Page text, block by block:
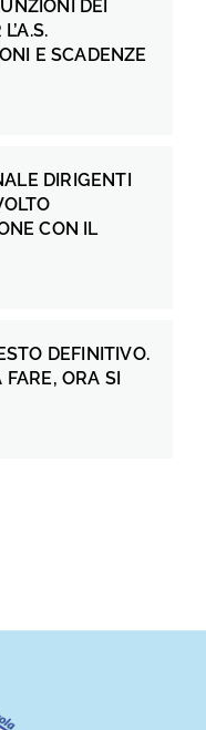
DEI
E SCADENZE
DIRIGENTI
CON IL
DEFINITIVO.
FARE, ORA SI